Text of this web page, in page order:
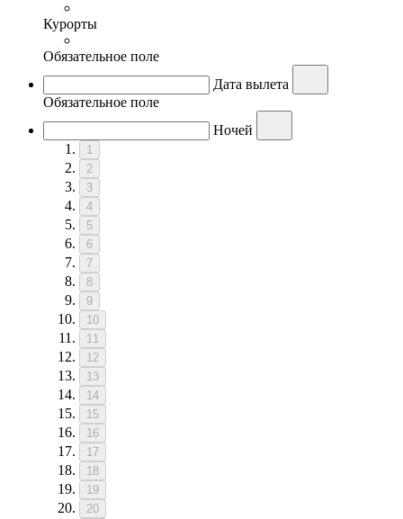
Курорты
Обязательное поле
Дата вылета
Обязательное поле
Ночей
1
2
3
4
5
6
7
8
9
10
11
12
13
14
15
16
17
18
19
20